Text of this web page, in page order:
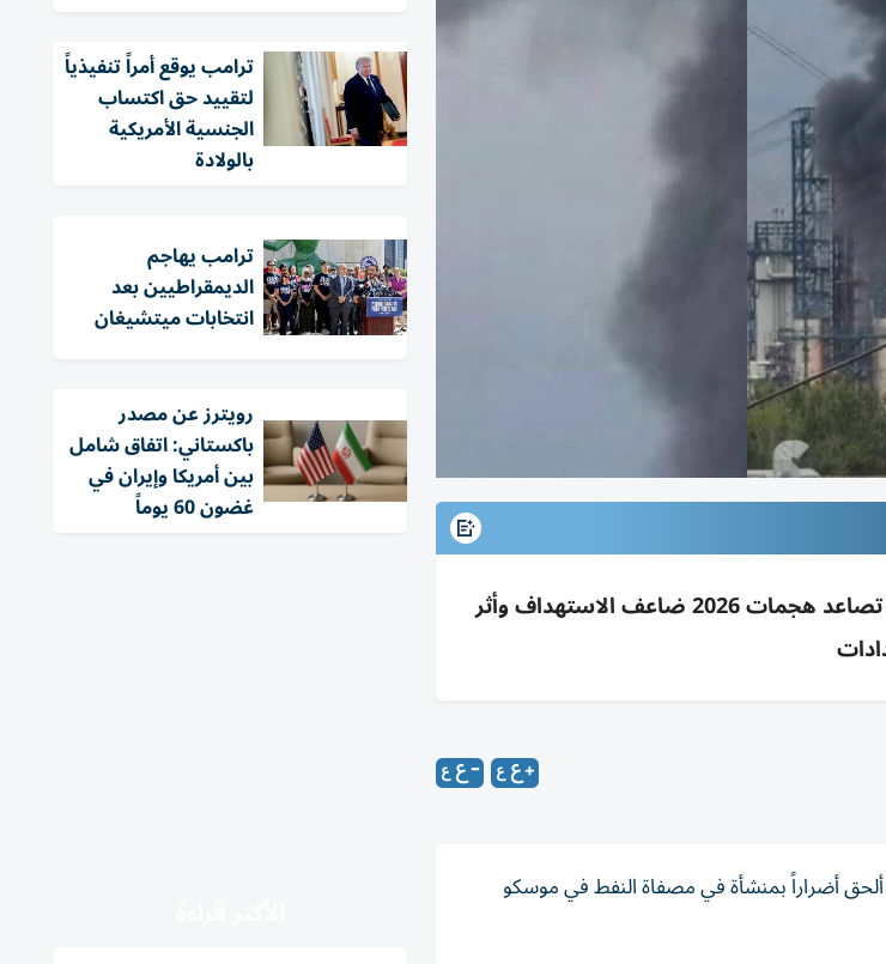
مسيرات أوكرانية تضر بمصفاة جازبروم نفت في موسكو دون إصابات؛ تصاعد هجمات 2026 ضاعف الاستهداف وأثر
​ألحق أضراراً ⁠بمنشأة في مصفاة النفط ‌في موسكو
ترامب يوقع أمراً تنفيذياً
لتقييد حق اكتساب
الجنسية الأمريكية
بالولادة
ترامب يهاجم
الديمقراطيين بعد
انتخابات ميتشيغان
‏رويترز عن مصدر
باكستاني: اتفاق شامل
بين أمريكا وإيران في
غضون 60 يوماً